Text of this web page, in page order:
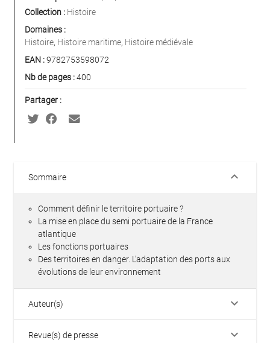
Collection : Histoire
Domaines :
Histoire, Histoire maritime, Histoire médiévale
EAN :9782753598072
Nb de pages :400
Partager :
Sommaire keyboard_arrow_down
Comment définir le territoire portuaire ?
La mise en place du semi portuaire de la France
atlantique
Les fonctions portuaires
Des territoires en danger. L’adaptation des ports aux
évolutions de leur environnement
Auteur(s) keyboard_arrow_down
Revue(s) de presse keyboard_arrow_down